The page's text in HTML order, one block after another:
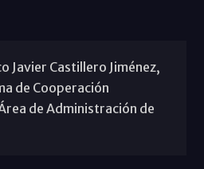
Javier Castillero Jiménez,
de Cooperación
de Administración de